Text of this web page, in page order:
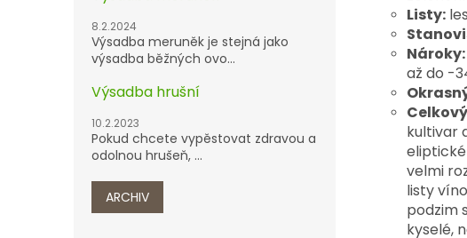
8.2.2024
Výsadba meruněk je stejná jako
výsadba běžných ovo...
Výsadba hrušní
10.2.2023
Pokud chcete vypěstovat zdravou a
odolnou hrušeň, ...
ARCHIV
Listy:
Nároky:
až do -
kultivar
velmi
listy
podzim
kyselé,